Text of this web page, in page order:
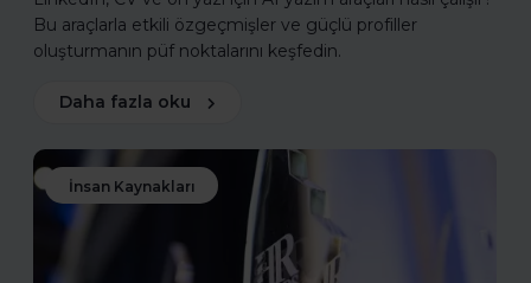
Bu araçlarla etkili özgeçmişler ve güçlü profiller
oluşturmanın püf noktalarını keşfedin.
Daha fazla oku
İnsan Kaynakları